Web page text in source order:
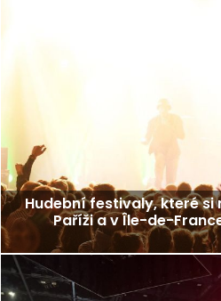
Hudební festivaly, které
Paříži a v Île-de-